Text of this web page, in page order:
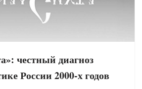
честный диагноз
России 2000-х годов